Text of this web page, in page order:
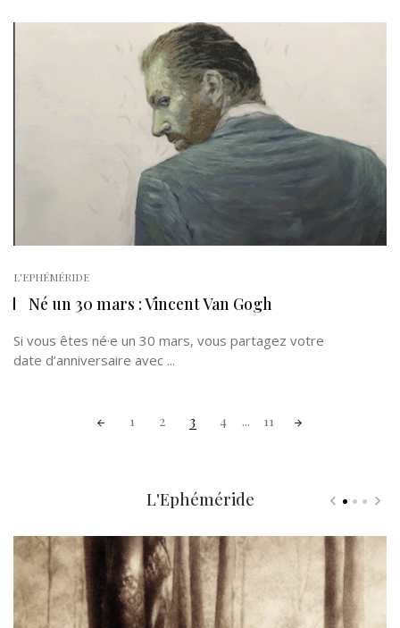
L'EPHÉMÉRIDE
Né un 30 mars : Vincent Van Gogh
Si vous êtes né·e un 30 mars, vous partagez votre
date d’anniversaire avec ...
1 2 3 4 ... 11
L'Ephéméride